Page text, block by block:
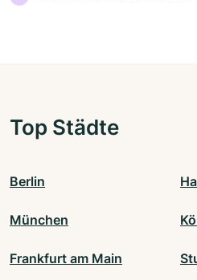
Top Städte
Berlin
München
Frankfurt am Main